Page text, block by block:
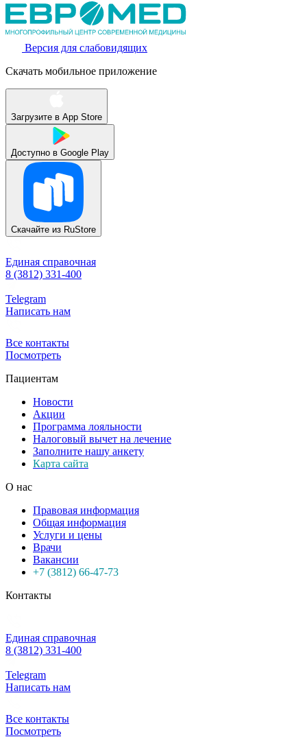
Версия для слабовидящих
Скачать мобильное приложение
Загрузите в App Store
Доступно в Google Play
Скачайте из RuStore
Единая справочная
8 (3812) 331-400
Telegram
Написать нам
Все контакты
Посмотреть
Пациентам
Новости
Акции
Программа лояльности
Налоговый вычет на лечение
Заполните нашу анкету
Карта сайта
О нас
Правовая информация
Общая информация
Услуги и цены
Врачи
Вакансии
+7 (3812) 66-47-73
Контакты
Единая справочная
8 (3812) 331-400
Telegram
Написать нам
Все контакты
Посмотреть